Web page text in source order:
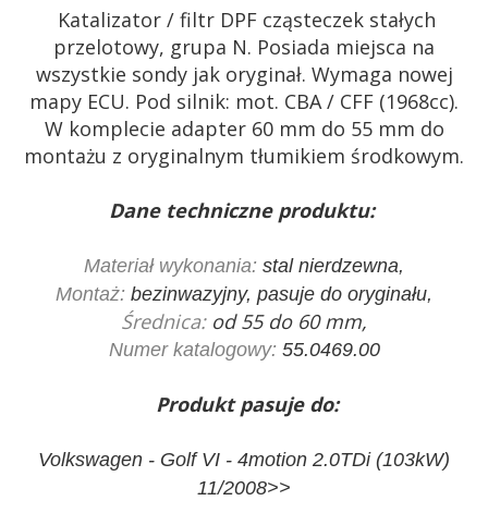
Katalizator / filtr DPF cząsteczek stałych
przelotowy, grupa N. Posiada miejsca na
wszystkie sondy jak oryginał. Wymaga nowej
mapy ECU. Pod silnik: mot. CBA / CFF (1968cc).
W komplecie adapter 60 mm do 55 mm do
montażu z oryginalnym tłumikiem środkowym.
Dane techniczne produktu:
Materiał wykonania: stal nierdzewna,
Montaż: bezinwazyjny, pasuje do oryginału,
Średnica:od 55 do 60 mm,
Numer katalogowy:55.0469.00
Produkt pasuje do:
Volkswagen - Golf VI - 4motion 2.0TDi (103kW)
11/2008>>